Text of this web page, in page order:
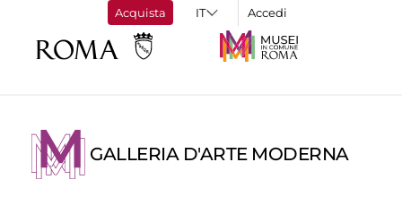
Acquista Accedi
GALLERIA D'ARTE MODERNA